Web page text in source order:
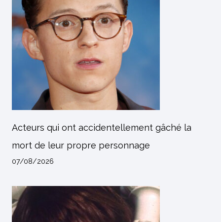
Acteurs qui ont accidentellement gâché la
mort de leur propre personnage
07/08/2026